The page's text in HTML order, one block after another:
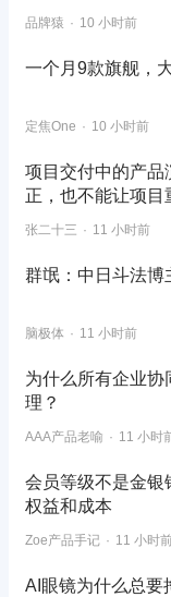
品牌猿 10 小时前
一个月9款旗舰，
定焦One 10 小时前
项目交付中的产品
正，也不能让项目
张二十三 11 小时前
群氓：中日斗法博
脑极体 11 小时前
为什么所有企业协
理？
AAA产品老喻 11 小时
会员等级不是金银
权益和成本
Zoe产品手记 11 小时
AI眼镜为什么总要